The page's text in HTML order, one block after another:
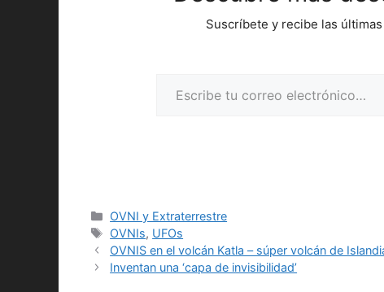
Suscríbete y recibe las
Categorías
OVNI y Extraterrestre
Etiquetas
OVNIs, UFOs
OVNIS en el volcán Katla – súper volcán de
Inventan una ‘capa de invisibilidad’